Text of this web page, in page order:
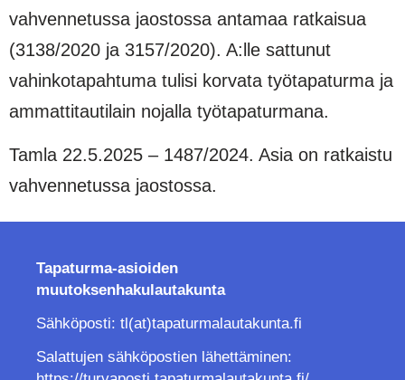
vahvennetussa jaostossa antamaa ratkaisua
(3138/2020 ja 3157/2020). A:lle sattunut
vahinkotapahtuma tulisi korvata työtapaturma ja
ammattitautilain nojalla työtapaturmana.
Tamla 22.5.2025 – 1487/2024. Asia on ratkaistu
vahvennetussa jaostossa.
Tapaturma-asioiden
muutoksenhakulautakunta
Sähköposti: tl(at)tapaturmalautakunta.fi
Salattujen sähköpostien lähettäminen: